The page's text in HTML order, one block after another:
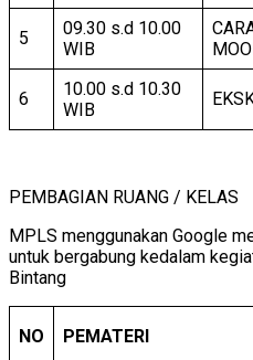
5
09.30 s.d 10.00
WIB
6
10.00 s.d 10.30
WIB
PEMBAGIAN RUANG / KELAS
MPLS menggunakan Google
untuk bergabung kedalam
Bintang
NO PEMATERI